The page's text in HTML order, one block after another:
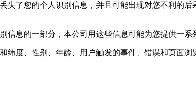
失了您的个人识别信息，并且可能出现对您不利的
息的一部分，本公司用这些信息可能为您提供一系
纬度、性别、年龄、用户触发的事件、错误和页面